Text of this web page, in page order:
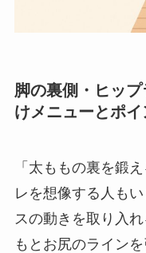
脚の裏側・ヒッ
けメニューとポイ
「太ももの裏を鍛
レを想像する人も
スの動きを取り入
もとお尻のライン